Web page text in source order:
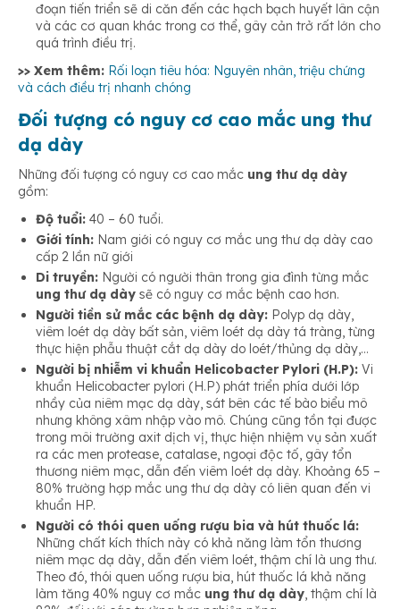
đoạn tiến triển sẽ di căn đến các hạch bạch huyết lân cận
và các cơ quan khác trong cơ thể, gây cản trở rất lớn cho
quá trình điều trị.
>> Xem thêm: Rối loạn tiêu hóa: Nguyên nhân, triệu chứng
và cách điều trị nhanh chóng
Đối tượng có nguy cơ cao mắc ung thư
dạ dày
Những đối tượng có nguy cơ cao mắc ung thư dạ dày
gồm:
Độ tuổi: 40 – 60 tuổi.
Giới tính: Nam giới có nguy cơ mắc ung thư dạ dày cao
cấp 2 lần nữ giới
Di truyền: Người có người thân trong gia đình từng mắc
ung thư dạ dày sẽ có nguy cơ mắc bệnh cao hơn.
Người tiền sử mắc các bệnh dạ dày: Polyp dạ dày,
viêm loét dạ dày bất sản, viêm loét dạ dày tá tràng, từng
thực hiện phẫu thuật cắt dạ dày do loét/thủng dạ dày,…
Người bị nhiễm vi khuẩn Helicobacter Pylori (H.P): Vi
khuẩn Helicobacter pylori (H.P) phát triển phía dưới lớp
nhầy của niêm mạc dạ dày, sát bên các tế bào biểu mô
nhưng không xâm nhập vào mô. Chúng cũng tồn tại được
trong môi trường axit dịch vị, thực hiện nhiệm vụ sản xuất
ra các men protease, catalase, ngoại độc tố, gây tổn
thương niêm mạc, dẫn đến viêm loét dạ dày. Khoảng 65 –
80% trường hợp mắc ung thư dạ dày có liên quan đến vi
khuẩn HP.
Người có thói quen uống rượu bia và hút thuốc lá:
Những chất kích thích này có khả năng làm tổn thương
niêm mạc dạ dày, dẫn đến viêm loét, thậm chí là ung thư.
Theo đó, thói quen uống rượu bia, hút thuốc lá khả năng
làm tăng 40% nguy cơ mắc ung thư dạ dày, thậm chí là